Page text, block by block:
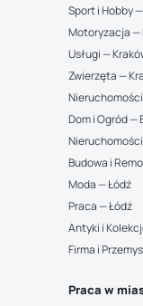
Sport i Hobby
Motoryzacja —
Usługi —
Zwierzęta —
Dom i Ogród —
Budowa i
Moda — Łódź
Praca — Łódź
Antyki i
Firma i
Praca w